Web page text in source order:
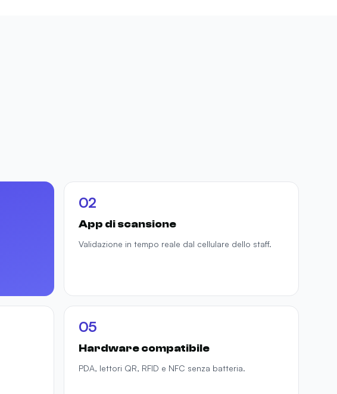
02
App di scansione
Validazione in tempo reale dal cellulare dello staff.
05
Hardware compatibile
PDA, lettori QR, RFID e NFC senza batteria.